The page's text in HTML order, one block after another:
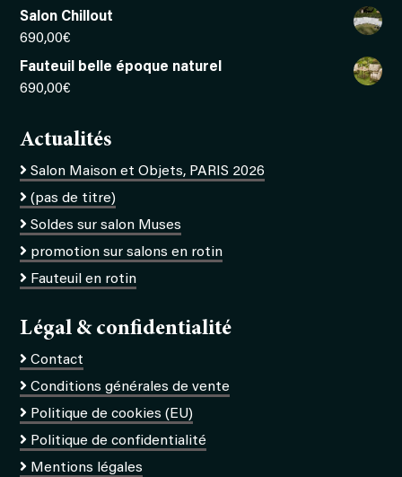
Salon Chillout
690,00€
Fauteuil belle époque naturel
690,00€
Actualités
Salon Maison et Objets, PARIS 2026
(pas de titre)
Soldes sur salon Muses
promotion sur salons en rotin
Fauteuil en rotin
Légal & confidentialité
Contact
Conditions générales de vente
Politique de cookies (EU)
Politique de confidentialité
Mentions légales